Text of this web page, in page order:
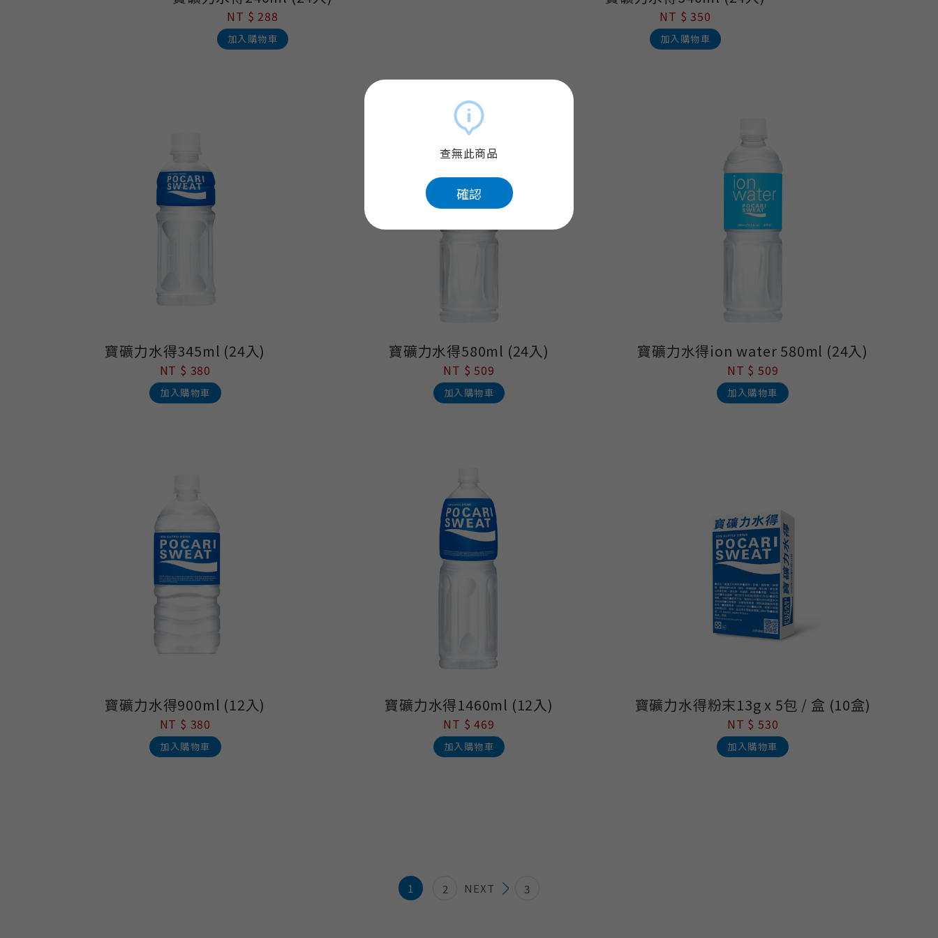
查無此商品
確認
NT $ 288
加入購物車
NT $ 350
加入購物車
寶礦力水得345ml (24入)
NT $ 380
加入購物車
寶礦力水得580ml (24入)
NT $ 509
加入購物車
寶礦力水得ion water 580ml (24入)
NT $ 509
加入購物車
寶礦力水得900ml (12入)
NT $ 380
加入購物車
寶礦力水得1460ml (12入)
NT $ 469
加入購物車
寶礦力水得粉末13g x 5包 / 盒 (10盒)
NT $ 530
加入購物車
1 2 NEXT 3